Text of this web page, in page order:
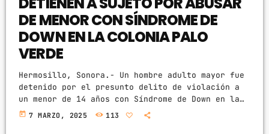
noviembre 2024
octubre 2024
septiembre 2024
agosto 2024
julio 2024
DE MENOR CON SÍNDROME DE
DOWN EN LA COLONIA PALO
VERDE
Hermosillo, Sonora.- Un hombre adulto mayor fue
detenido por el presunto delito de violación a
un menor de 14 años con Síndrome de Down en la
colonia Palo Verde en Hermosillo. Fue a las
today 7 MARZO, 2025 113